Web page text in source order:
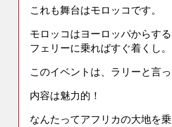
これも舞台はモロッコです。
モロッコはヨーロッパからす
フェリーに乗ればすぐ着くし。
このイベントは、ラリーと言
内容は魅力的！
なんたってアフリカの大地を